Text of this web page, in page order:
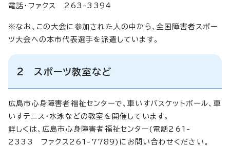
電話・ファクス 263-3394
※なお、この大会に参加された人の中から、全国障害者スポー
ツ大会への本市代表選手を派遣しています。
2 スポーツ教室など
広島市心身障害者福祉センターで、車いすバスケットボール、車
いすテニス・水泳などの教室を開催しています。
詳しくは、広島市心身障害者福祉センター(電話261-
2333 ファクス261-7789)にお問い合わせください。